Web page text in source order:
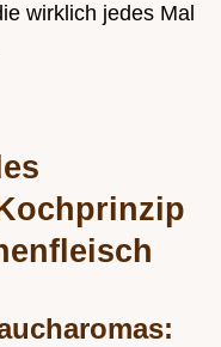
wirklich jedes Mal